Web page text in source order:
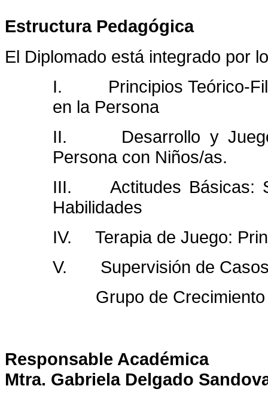
Estructura Pedagógica
El Diplomado está integrado por
I. Principios Teórico-
en la Persona
II. Desarrollo y Juego
Persona con Niños/as.
III. Actitudes Básicas:
Habilidades
IV. Terapia de Juego:
V. Supervisión de
Grupo de Crecimiento
Responsable Académica
Mtra. Gabriela Delgado